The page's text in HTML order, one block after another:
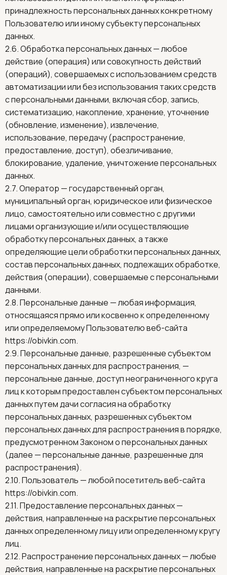
принадлежность персональных данных конкретному
Пользователю или иному субъекту персональных
данных.
2.6. Обработка персональных данных — любое
действие (операция) или совокупность действий
(операций), совершаемых с использованием средств
автоматизации или без использования таких средств
с персональными данными, включая сбор, запись,
систематизацию, накопление, хранение, уточнение
(обновление, изменение), извлечение,
использование, передачу (распространение,
предоставление, доступ), обезличивание,
блокирование, удаление, уничтожение персональных
данных.
2.7. Оператор — государственный орган,
муниципальный орган, юридическое или физическое
лицо, самостоятельно или совместно с другими
лицами организующие и/или осуществляющие
обработку персональных данных, а также
определяющие цели обработки персональных данных,
состав персональных данных, подлежащих обработке,
действия (операции), совершаемые с персональными
данными.
2.8. Персональные данные — любая информация,
относящаяся прямо или косвенно к определенному
или определяемому Пользователю веб-сайта
https://obivkin.com.
2.9. Персональные данные, разрешенные субъектом
персональных данных для распространения, —
персональные данные, доступ неограниченного круга
лиц к которым предоставлен субъектом персональных
данных путем дачи согласия на обработку
персональных данных, разрешенных субъектом
персональных данных для распространения в порядке,
предусмотренном Законом о персональных данных
(далее — персональные данные, разрешенные для
распространения).
2.10. Пользователь — любой посетитель веб-сайта
https://obivkin.com.
2.11. Предоставление персональных данных —
действия, направленные на раскрытие персональных
данных определенному лицу или определенному кругу
лиц.
2.12. Распространение персональных данных — любые
действия, направленные на раскрытие персональных